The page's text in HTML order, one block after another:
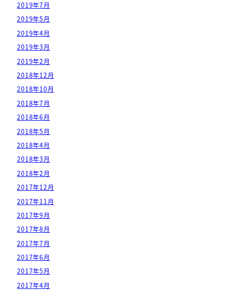
2019年7月
2019年5月
2019年4月
2019年3月
2019年2月
2018年12月
2018年10月
2018年7月
2018年6月
2018年5月
2018年4月
2018年3月
2018年2月
2017年12月
2017年11月
2017年9月
2017年8月
2017年7月
2017年6月
2017年5月
2017年4月